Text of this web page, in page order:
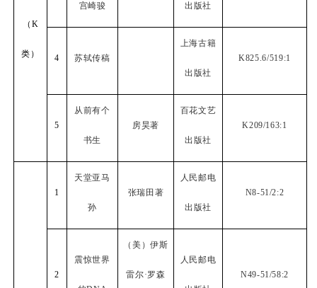
（ K
类）
宫崎骏 出版社
4 苏轼传稿
上海古籍
出版社
K825.6/519:1
5
从前有个
书生
房昊著
百花文艺
出版社
K209/163:1
1
天堂亚马
孙
张瑞田著
人民邮电
出版社
N8-51/2:2
2
震惊世界
（美）伊斯
雷尔·罗森
人民邮电
N49-51/58:2